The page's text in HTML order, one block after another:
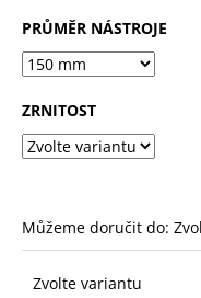
PRŮMĚR NÁSTROJE
ZRNITOST
Můžeme doručit do:
Zvolte variantu
r
u
č
u
j
e